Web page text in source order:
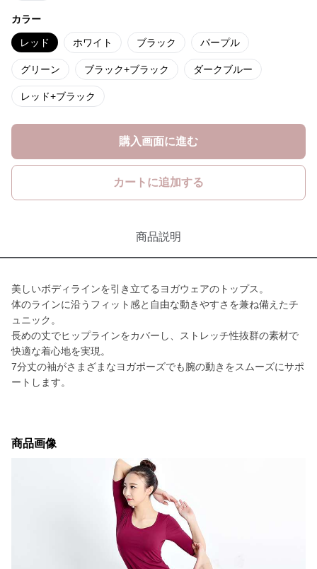
カラー
レッド ホワイト ブラック パープル
グリーン ブラック+ブラック ダークブルー
レッド+ブラック
購入画面に進む
カートに追加する
商品説明
美しいボディラインを引き立てるヨガウェアのトップス。
体のラインに沿うフィット感と自由な動きやすさを兼ね備えたチ
ュニック。
長めの丈でヒップラインをカバーし、ストレッチ性抜群の素材で
快適な着心地を実現。
7分丈の袖がさまざまなヨガポーズでも腕の動きをスムーズにサポ
ートします。
商品画像